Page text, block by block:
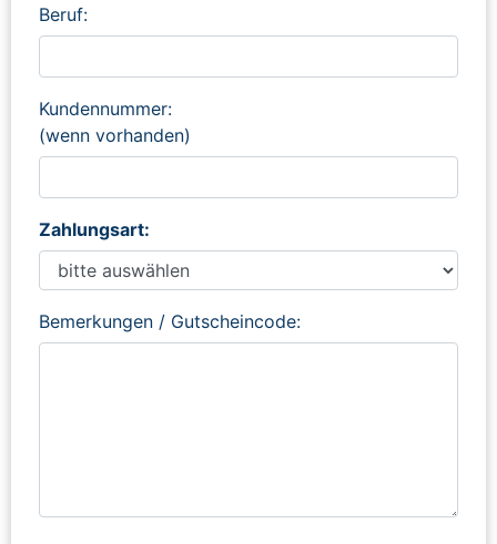
Beruf:
Kundennummer:
(wenn vorhanden)
Zahlungsart:
Bemerkungen / Gutscheincode: